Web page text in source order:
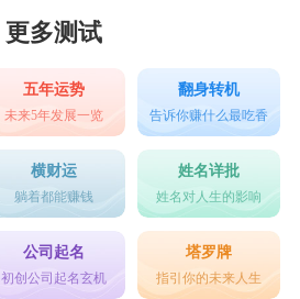
更多测试
五年运势
未来5年发展一览
翻身转机
告诉你赚什么最吃香
横财运
躺着都能赚钱
姓名详批
姓名对人生的影响
公司起名
初创公司起名玄机
塔罗牌
指引你的未来人生